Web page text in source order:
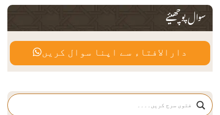
سوال پوچھیئے
دارالافتاء سے اپنا سوال کریں